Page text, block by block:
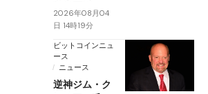
2026年08月04
日 14時19分
ビットコインニュ
ース
ニュース
逆神ジム・ク